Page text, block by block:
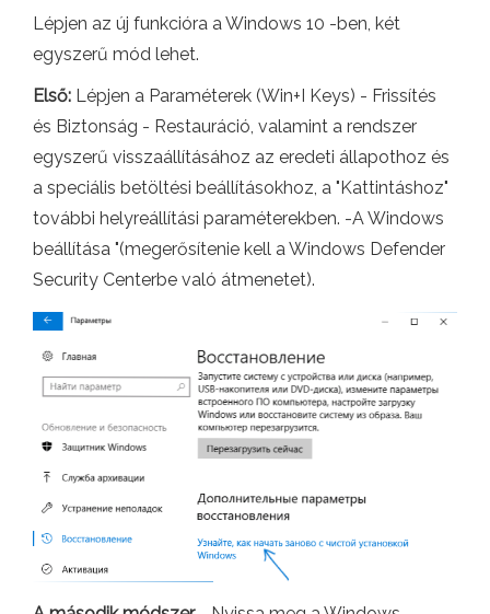
Lépjen az új funkcióra a Windows 10 -ben, két
egyszerű mód lehet.
Első: Lépjen a Paraméterek (Win+I Keys) - Frissítés
és Biztonság - Restauráció, valamint a rendszer
egyszerű visszaállításához az eredeti állapothoz és
a speciális betöltési beállításokhoz, a "Kattintáshoz"
további helyreállítási paraméterekben. -A Windows
beállítása "(megerősítenie kell a Windows Defender
Security Centerbe való átmenetet).